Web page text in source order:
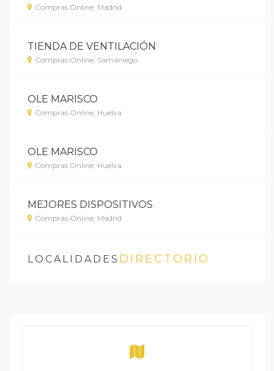
Compras Online, Madrid
TIENDA DE VENTILACIÓN
Compras Online, Samaniego
OLE MARISCO
Compras Online, Huelva
OLE MARISCO
Compras Online, Huelva
MEJORES DISPOSITIVOS
Compras Online, Madrid
LOCALIDADES DIRECTORIO